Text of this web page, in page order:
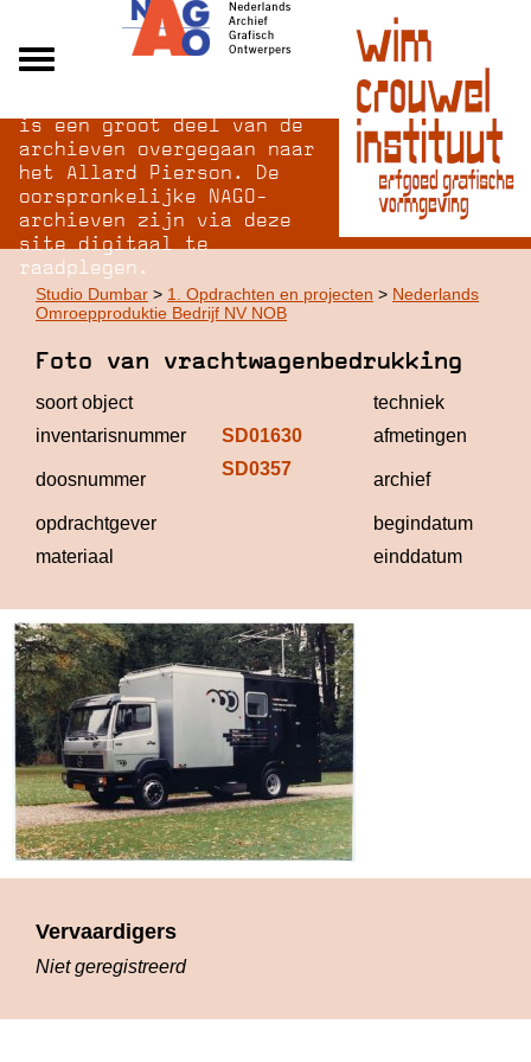
Over NAGO
Over WCI
Inloggen
is een groot deel van de
archieven overgegaan naar
het Allard Pierson. De
oorspronkelijke NAGO-
archieven zijn via deze
site digitaal te
raadplegen.
Studio Dumbar > 1. Opdrachten en projecten > Nederlands
Omroepproduktie Bedrijf NV NOB
Foto van vrachtwagenbedrukking
soort object
techniek
inventarisnummer
SD01630 afmetingen
doosnummer
SD0357
archief
opdrachtgever
begindatum
materiaal
einddatum
Vervaardigers
Niet geregistreerd